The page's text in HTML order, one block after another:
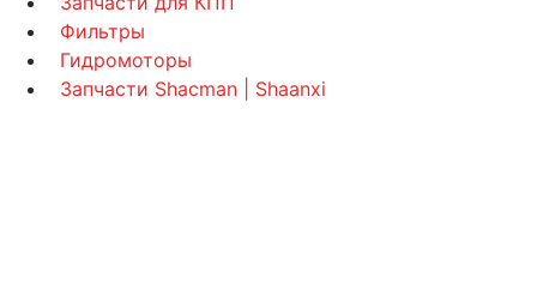
Фильтры
Гидромоторы
Запчасти Shacman | Shaanxi